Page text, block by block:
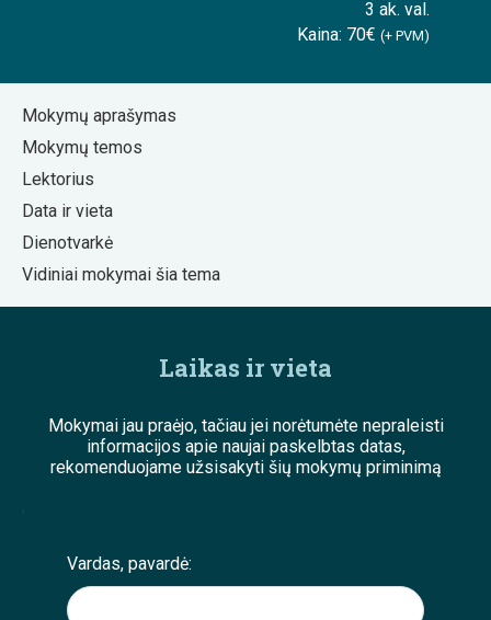
3 ak. val.
Kaina: 70€ (+ PVM)
Mokymų aprašymas
Mokymų temos
Lektorius
Data ir vieta
Dienotvarkė
Vidiniai mokymai šia tema
Laikas ir vieta
Mokymai jau praėjo, tačiau jei norėtumėte nepraleisti
informacijos apie naujai paskelbtas datas,
rekomenduojame užsisakyti šių mokymų priminimą
;
Vardas, pavardė: